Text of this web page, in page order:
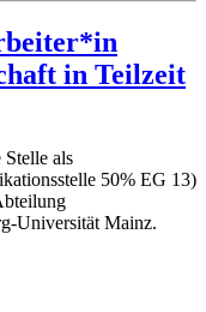
in Teilzeit
als
50% EG 13)
Universität Mainz.